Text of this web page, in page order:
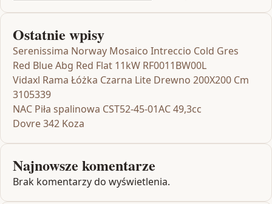
Ostatnie wpisy
Serenissima Norway Mosaico Intreccio Cold Gres
Red Blue Abg Red Flat 11kW RF0011BW00L
Vidaxl Rama Łóżka Czarna Lite Drewno 200X200 Cm
3105339
NAC Piła spalinowa CST52-45-01AC 49,3cc
Dovre 342 Koza
Najnowsze komentarze
Brak komentarzy do wyświetlenia.